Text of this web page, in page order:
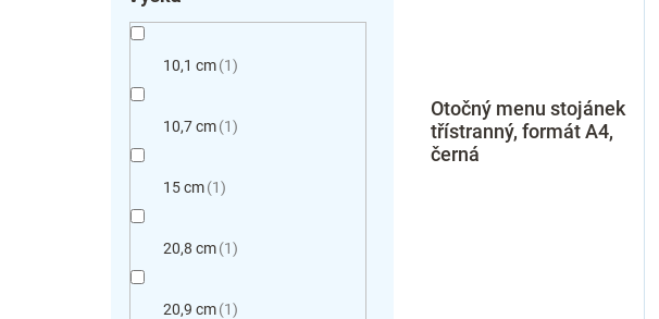
10,1 cm 1
10,7 cm 1
15 cm 1
20,8 cm 1
20,9 cm 1
Otočný menu stojánek
třístranný, formát A4,
černá